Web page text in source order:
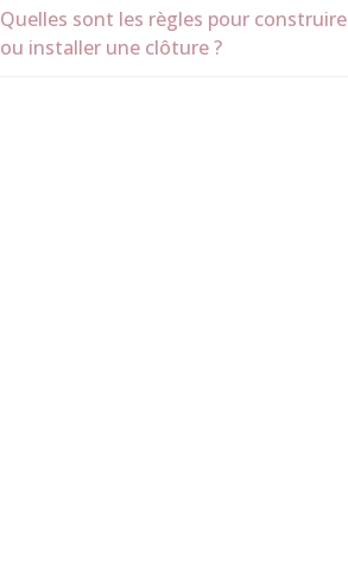
Quelles sont les règles pour construire
ou installer une clôture ?